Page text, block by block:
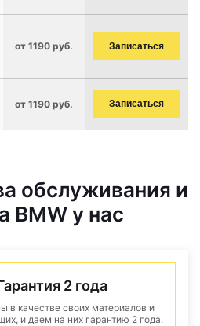
от 1190 руб. Записаться
от 1190 руб. Записаться
обслуживания и
BMW у нас
2 года
в качестве своих материалов и
и даем на них гарантию 2 года.